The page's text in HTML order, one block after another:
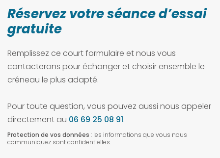
Réservez votre séance d’essai
gratuite
Remplissez ce court formulaire et nous vous
contacterons pour échanger et choisir ensemble le
créneau le plus adapté.
Pour toute question, vous pouvez aussi nous appeler
directement au 06 69 25 08 91.
Protection de vos données : les informations que vous nous
communiquez sont confidentielles.